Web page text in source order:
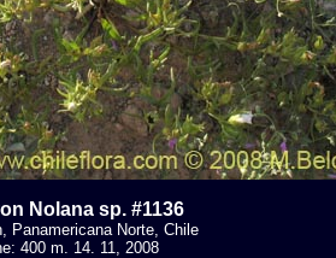
Nolana sp. #1136
Panamericana Norte, Chile
400 m. 14. 11, 2008